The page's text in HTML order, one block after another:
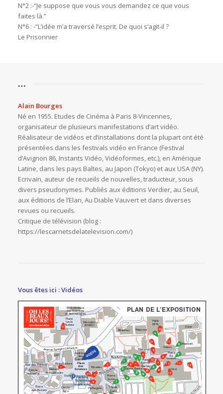
N°2 :-“Je suppose que vous vous demandez ce que vous
faites là.”
N°6 : -“L’idée m’a traversé l’esprit. De quoi s’agit-il ?
Le Prisonnier
…
Alain Bourges
Né en 1955. Etudes de Cinéma à Paris 8-Vincennes,
organisateur de plusieurs manifestations d’art vidéo.
Réalisateur de vidéos et d’installations dont la plupart ont été
présentées dans les festivals vidéo en France (Festival
d’Avignon 86, Instants Vidéo, Vidéoformes, etc.), en Amérique
Latine, dans les pays Baltes, au Japon (Tokyo) et aux USA (NY).
Ecrivain, auteur de recueils de nouvelles, traducteur, sous
divers pseudonymes. Publiés aux éditions Verdier, au Seuil,
aux éditions de l’Elan, Au Diable Vauvert et dans diverses
revues ou recueils.
Critique de télévision (blog :
https://lescarnetsdelatelevision.com/)
Vous êtes ici : Vidéos